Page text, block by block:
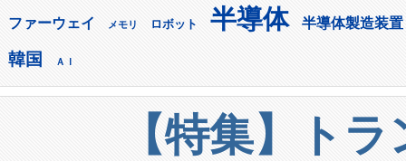
ファーウェイ メモリ ロボット 半導体 半導体製造装置
韓国 ＡＩ
【特集】ト